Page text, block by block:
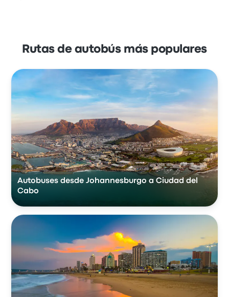
Rutas de autobús más populares
Autobuses desde Johannesburgo a Ciudad del
Cabo